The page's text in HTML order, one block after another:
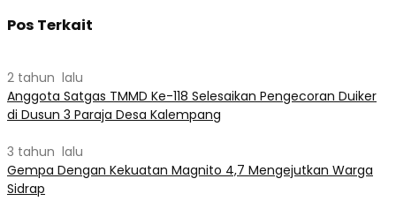
Pos Terkait
2 tahun lalu
Anggota Satgas TMMD Ke-118 Selesaikan Pengecoran Duiker
di Dusun 3 Paraja Desa Kalempang
3 tahun lalu
Gempa Dengan Kekuatan Magnito 4,7 Mengejutkan Warga
Sidrap